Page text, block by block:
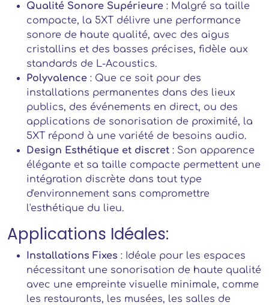
Qualité Sonore Supérieure : Malgré sa taille
compacte, la 5XT délivre une performance
sonore de haute qualité, avec des aigus
cristallins et des basses précises, fidèle aux
standards de L-Acoustics.
Polyvalence : Que ce soit pour des
installations permanentes dans des lieux
publics, des événements en direct, ou des
applications de sonorisation de proximité, la
5XT répond à une variété de besoins audio.
Design Esthétique et discret : Son apparence
élégante et sa taille compacte permettent une
intégration discrète dans tout type
d'environnement sans compromettre
l'esthétique du lieu.
Applications Idéales:
Installations Fixes : Idéale pour les espaces
nécessitant une sonorisation de haute qualité
avec une empreinte visuelle minimale, comme
les restaurants, les musées, les salles de